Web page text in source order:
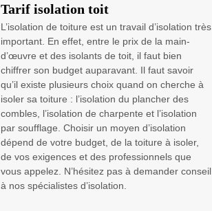
Tarif isolation toit
L’isolation de toiture est un travail d’isolation très
important. En effet, entre le prix de la main-
d’œuvre et des isolants de toit, il faut bien
chiffrer son budget auparavant. Il faut savoir
qu’il existe plusieurs choix quand on cherche à
isoler sa toiture : l’isolation du plancher des
combles, l’isolation de charpente et l’isolation
par soufflage. Choisir un moyen d’isolation
dépend de votre budget, de la toiture à isoler,
de vos exigences et des professionnels que
vous appelez. N’hésitez pas à demander conseil
à nos spécialistes d’isolation.